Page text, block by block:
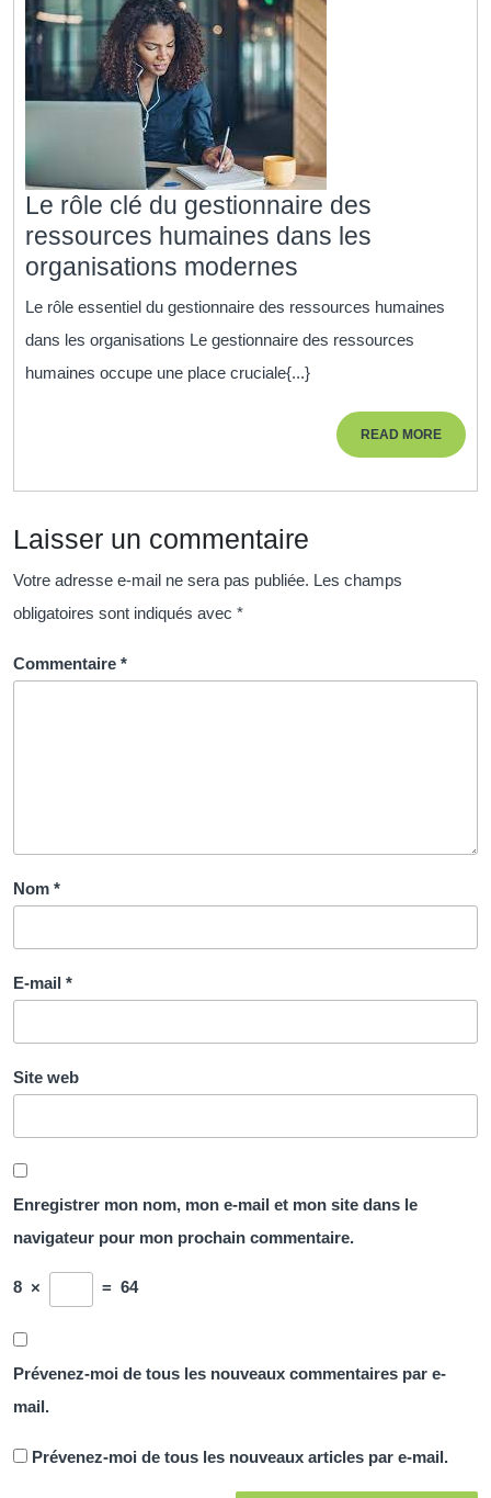
Le rôle clé du gestionnaire des
ressources humaines dans les
organisations modernes
clé
gestionnaire
des
ressources
les
organisations
Le rôle essentiel du gestionnaire des ressources humaines
dans les organisations Le gestionnaire des ressources
humaines occupe une place cruciale{...}
READ MOREREAD
MORE
Laisser un commentaire
Votre adresse e-mail ne sera pas publiée. Les champs
obligatoires sont indiqués avec *
Commentaire *
Nom *
E-mail *
Site web
Enregistrer mon nom, mon e-mail et mon site dans le
navigateur pour mon prochain commentaire.
8 × = 64
Prévenez-moi de tous les nouveaux commentaires par e-
mail.
Prévenez-moi de tous les nouveaux articles par e-mail.